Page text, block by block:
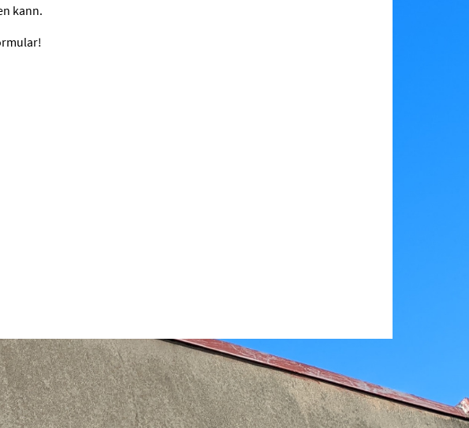
kann.